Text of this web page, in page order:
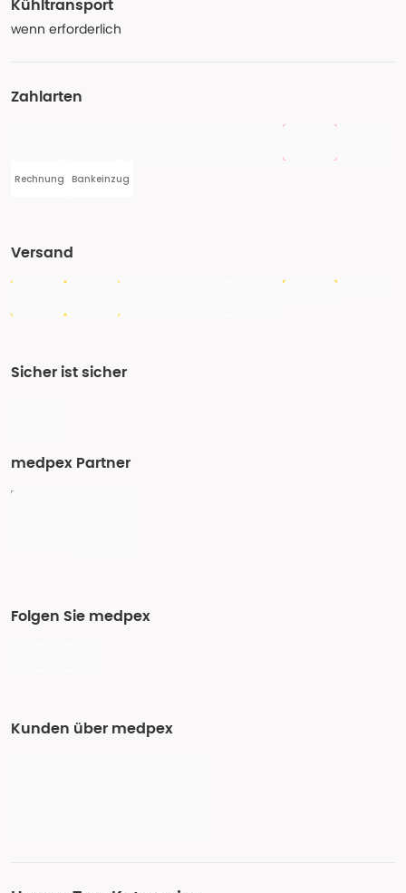
Kühltransport
wenn erforderlich
Zahlarten
Rechnung Bankeinzug
Versand
Sicher ist sicher
medpex Partner
Folgen Sie medpex
Kunden über medpex